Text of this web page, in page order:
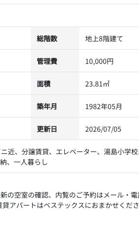
総階数 地上8階建て
管理費 10,000円
面積 23.81㎡
築年月 1982年05月
更新日 2026/07/05
近、分譲賃貸、エレベーター、湯島小学
、一人暮らし
の空室の確認、内覧のご予約はメール・
アパートはベステックスにおまかせくださ